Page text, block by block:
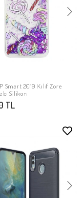
SEPETE EKLE
Smart 2019 Kılıf Zore
Silikon
TL